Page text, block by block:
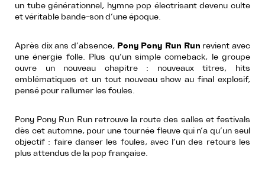
un tube générationnel, hymne pop électrisant devenu culte
et véritable bande-son d’une époque.
Après dix ans d’absence, Pony Pony Run Run revient avec
une énergie folle. Plus qu’un simple comeback, le groupe
ouvre un nouveau chapitre : nouveaux titres, hits
emblématiques et un tout nouveau show au final explosif,
pensé pour rallumer les foules.
Pony Pony Run Run retrouve la route des salles et festivals
dès cet automne, pour une tournée fleuve qui n’a qu’un seul
objectif : faire danser les foules, avec l’un des retours les
plus attendus de la pop française.